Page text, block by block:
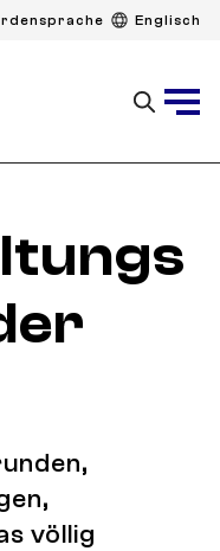
Englisch
völlig